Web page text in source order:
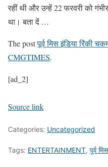
रहीं थी और उन्हें 22 फरवरी को
था। बता दें …
The postपूर्व मिस इंडिया रिंकी
CMGTIMES.
[ad_2]
Source link
Categories: Uncategorized
Tags: ENTERTAINMENT, पूर्व